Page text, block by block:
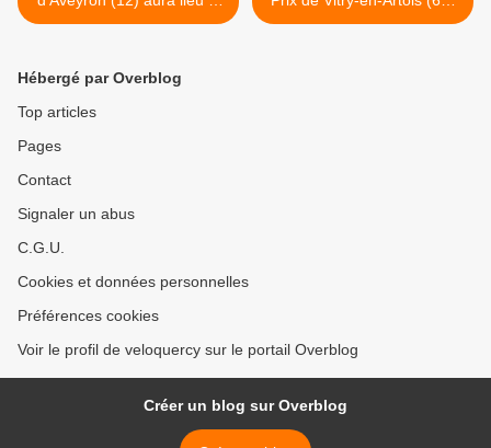
28 juin
>
Hébergé par Overblog
Top articles
Pages
Contact
Signaler un abus
C.G.U.
Cookies et données personnelles
Préférences cookies
Voir le profil de veloquercy sur le portail Overblog
Créer un blog sur Overblog